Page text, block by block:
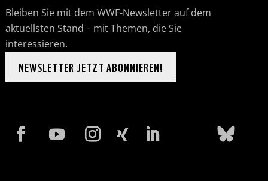
Bleiben Sie mit dem WWF-Newsletter auf dem
aktuellsten Stand – mit Themen, die Sie
interessieren.
NEWSLETTER JETZT ABONNIEREN!